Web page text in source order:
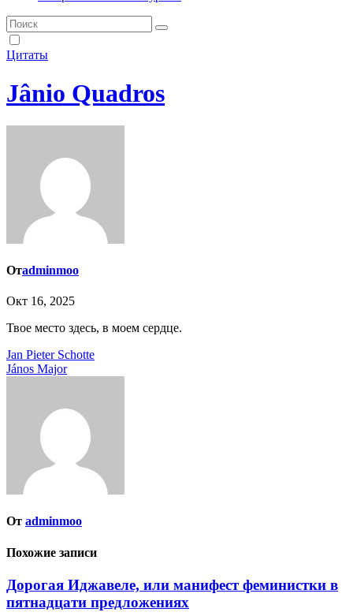
Цитаты
Jânio Quadros
Отadminmoo
Окт 16, 2025
Твое место здесь, в моем сердце.
Навигация
по
Jan Pieter Schotte
János Major
От adminmoo
Похожие записи
Дорогая Иджавеле, или манифест феминистки в
пятнадцати предложениях